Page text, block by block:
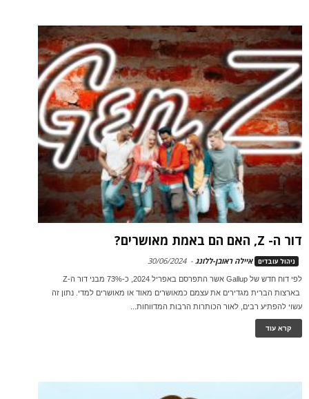
דור ה- Z, האם הם באמת מאושרים?
ניהול עובדים איילה ראובן-ללונג -
30/06/2024
לפי דוח חדש של Gallup אשר התפרסם באפריל 2024, כ-73% מבני דור ה-Z
בארצות הברית מגדירים את עצמם כמאושרים מאוד או מאושרים למדי. נתון זה
עשוי להפתיע רבים, לאור הכותרות הרבות המדווחות...
קרא עוד